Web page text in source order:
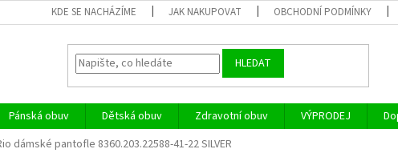
KDE SE NACHÁZÍME JAK NAKUPOVAT OBCHODNÍ PODMÍNKY
HLEDAT
Pánská obuv Dětská obuv Zdravotní obuv VÝPRODEJ
dámské pantofle 8360.203.22588-41-22 SILVER